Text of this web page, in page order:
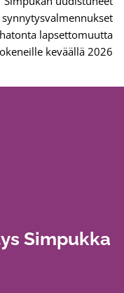
synnytysvalmennukset
lapsettomuutta
keväällä 2026
Simpukka